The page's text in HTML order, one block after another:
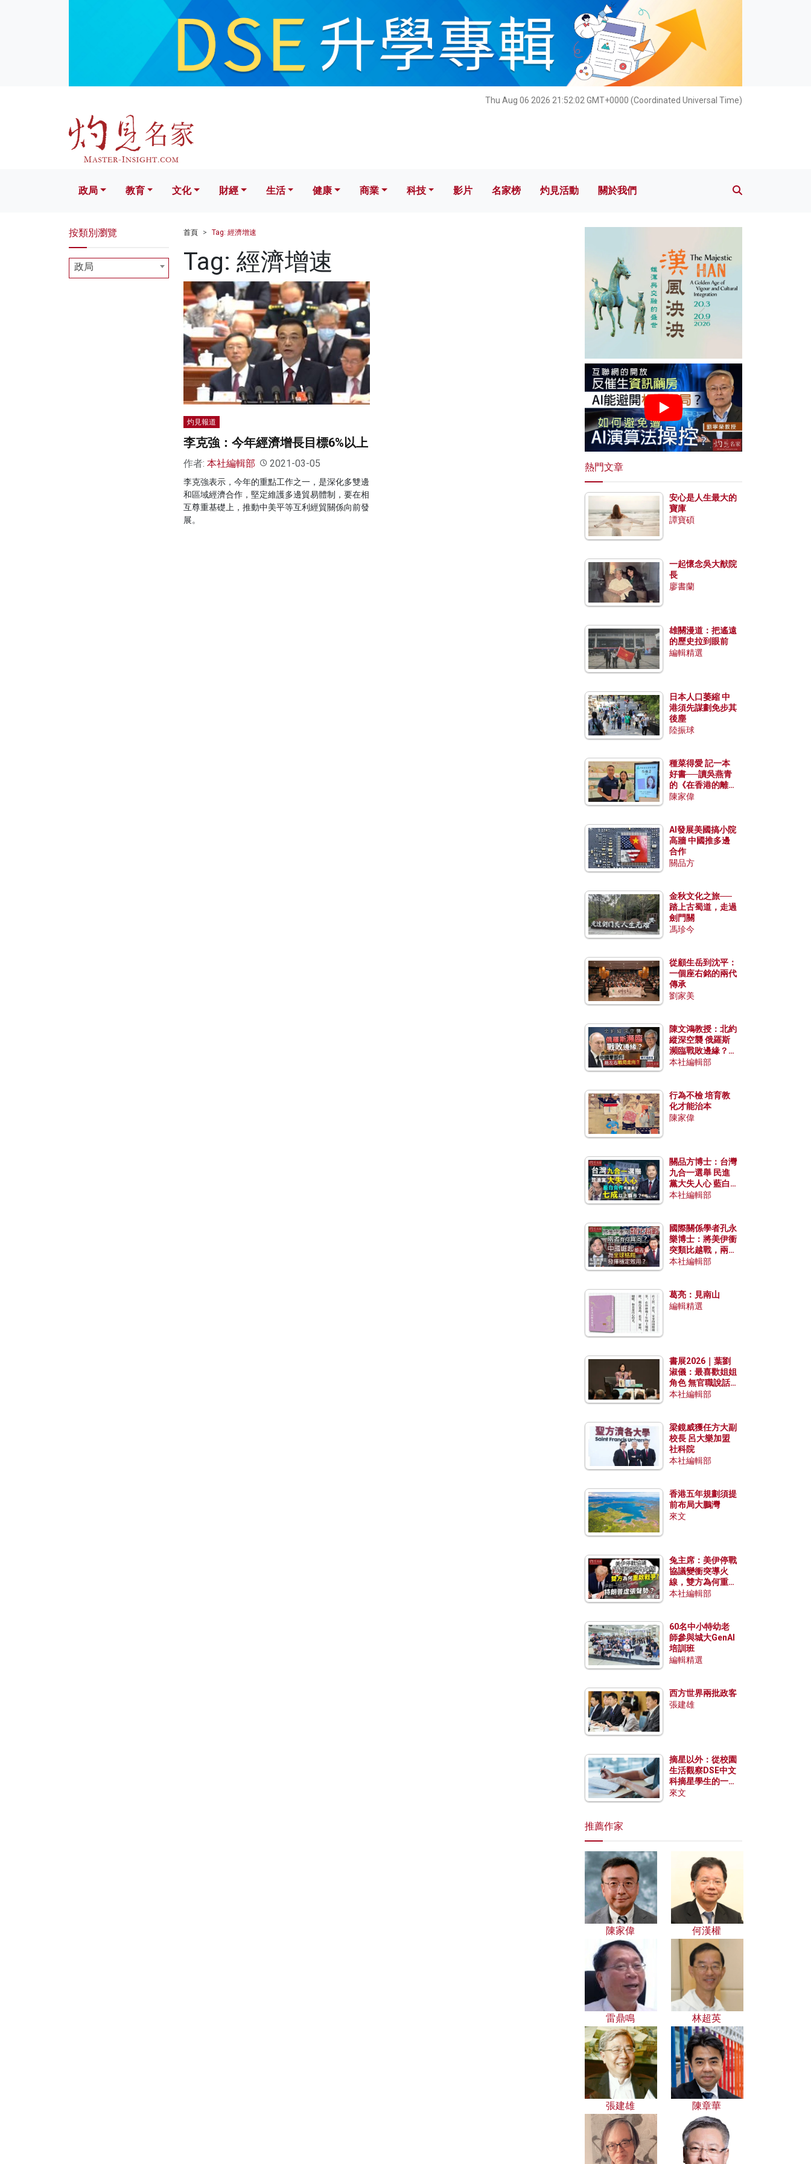
Thu Aug 06 2026 21:52:03 GMT+0000 (Coordinated Universal Time)
文化 財經 生活 健康 科技 影片 名家榜 灼見活動 關於我們
政局 教育 文化 財經 生活 健康 商業 科技 影片 名家榜 灼見活動 關於我們
首頁 Tag: 經濟增速
Tag: 經濟增速
灼見報道
李克強：今年經濟增長目標6%以上
作者: 本社編輯部 2021-03-05
李克強表示，今年的重點工作之一，是深化多雙邊
和區域經濟合作，堅定維護多邊貿易體制，要在相
互尊重基礎上，推動中美平等互利經貿關係向前發
展。
按類別瀏覽
政局
熱門文章
安心是人生最大的
寶庫
譚寶碩
一起懷念吳大猷院
長
廖書蘭
雄關漫道：把遙遠
的歷史拉到眼前
編輯精選
日本人口萎縮 中
港須先謀劃免步其
後塵
陸振球
種菜得愛 記一本
好書──讀吳燕青
的《在香港的離島
種菜》
陳家偉
AI發展美國搞小院
高牆 中國推多邊
合作
關品方
金秋文化之旅──
踏上古蜀道，走過
劍門關
馮珍今
從顧生岳到沈平：
一個座右銘的兩代
傳承
劉家美
陳文鴻教授：北約
縱深空襲 俄羅斯
瀕臨戰敗邊緣？中
國零部件能左右戰
本社編輯部
行為不檢 培育教
化才能治本
陳家偉
關品方博士：台灣
九合一選舉 民進
黨大失人心 藍白
合作有望拿下七成
本社編輯部
國際關係學者孔永
樂博士：將美伊衝
突類比越戰，兩者
有何異同？中國崛
本社編輯部
葛亮：見南山
編輯精選
書展2026｜葉劉
淑儀：最喜歡姐姐
角色 無官職說話
包袱少
本社編輯部
梁鏡威獲任方大副
校長 呂大樂加盟
社科院
本社編輯部
香港五年規劃須提
前布局大鵬灣
來文
兔主席：美伊停戰
協議變衝突導火
線，雙方為何重啟
戰爭？伊朗一早洞
本社編輯部
60名中小特幼老
師參與城大GenAI
培訓班
編輯精選
西方世界兩批政客
張建雄
摘星以外：從校園
生活觀察DSE中文
科摘星學生的一點
特質
來文
推薦作家
陳家偉 何漢權
雷鼎鳴 林超英
張建雄 陳章華